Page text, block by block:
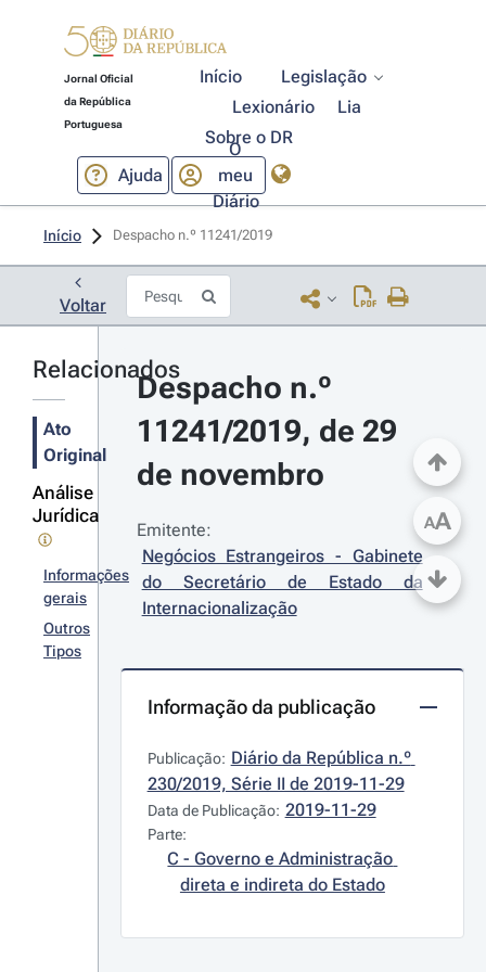
Jornal Oficial
da República
Portuguesa
Início
Legislação
Lexionário
Lia
Sobre o DR
Ajuda
O
meu
Diário
Início Despacho n.º 11241/2019
Voltar
Relacionados
Ato
Original
Análise
Jurídica
Informações
gerais
Outros
Tipos
Despacho n.º
11241/2019, de 29
de novembro
Emitente:
Negócios Estrangeiros - Gabinete
do Secretário de Estado da
Internacionalização
Informação da publicação
Publicação: Diário da República n.º
230/2019, Série II de 2019-11-29
Data de Publicação: 2019-11-29
Parte:
C - Governo e Administração
direta e indireta do Estado
AA